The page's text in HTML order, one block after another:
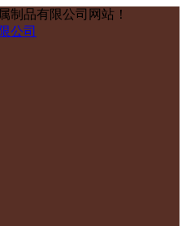
品有限公司网站！